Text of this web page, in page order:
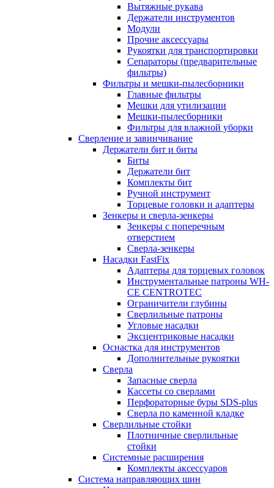
Вытяжные рукава
Держатели инструментов
Модули
Прочие аксессуары
Рукоятки для транспортировки
Сепараторы (предварительные
фильтры)
Фильтры и мешки-пылесборники
Главные фильтры
Мешки для утилизации
Мешки-пылесборники
Фильтры для влажной уборки
Сверление и завинчивание
Держатели бит и биты
Биты
Держатели бит
Комплекты бит
Ручной инструмент
Торцевые головки и адаптеры
Зенкеры и сверла-зенкеры
Зенкеры с поперечным
отверстием
Сверла-зенкеры
Насадки FastFix
Адаптеры для торцевых головок
Инструментальные патроны WH-
CE CENTROTEC
Ограничители глубины
Сверлильные патроны
Угловые насадки
Эксцентриковые насадки
Оснастка для инструментов
Дополнительные рукоятки
Сверла
Запасные сверла
Кассеты со сверлами
Перфораторные буры SDS-plus
Сверла по каменной кладке
Сверлильные стойки
Плотничные сверлильные
стойки
Системные расширения
Комплекты аксессуаров
Система направляющих шин